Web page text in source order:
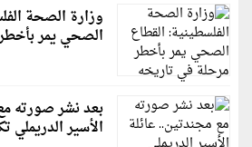
وزارة الصحة
الصحي يمر
بعد نشر صورته
الأسير